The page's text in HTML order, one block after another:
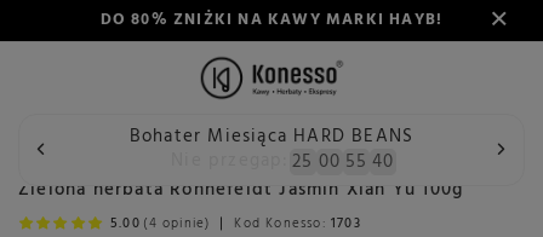
DO 80% ZNIŻKI NA KAWY MARKI HAYB!
Bohater Miesiąca HARD BEANS
25 00 55 40
Wstecz Konesso Herbata Rodzaj Herbata zielona
Zielona herbata Ronnefeldt Jasmin Xian Yu 100g
5.00 (4 opinie) Kod Konesso: 1703